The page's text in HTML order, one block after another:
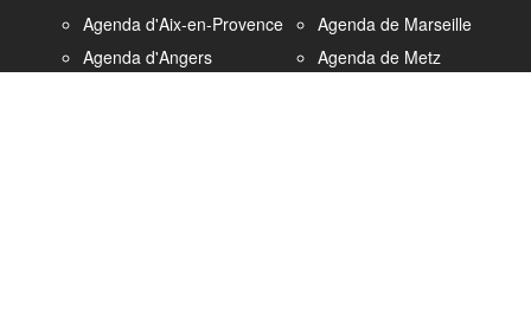
Agenda d'Aix-en-Provence
Agenda d'Angers
Agenda de Marseille
Agenda de Metz